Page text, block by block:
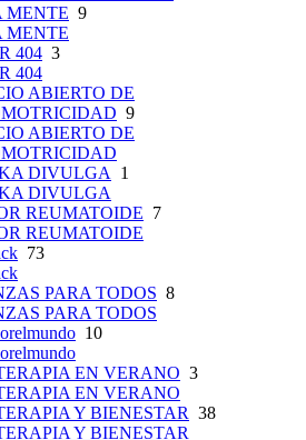
MENTE 9
MENTE
404 3
404
ABIERTO DE
9
ABIERTO DE
DIVULGA
1
DIVULGA
REUMATOIDE 7
REUMATOIDE
73
PARA TODOS 8
PARA TODOS
10
EN VERANO 3
EN VERANO
Y BIENESTAR 38
Y BIENESTAR